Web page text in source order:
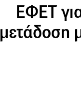
ΕΦΕΤ
μετάδοση